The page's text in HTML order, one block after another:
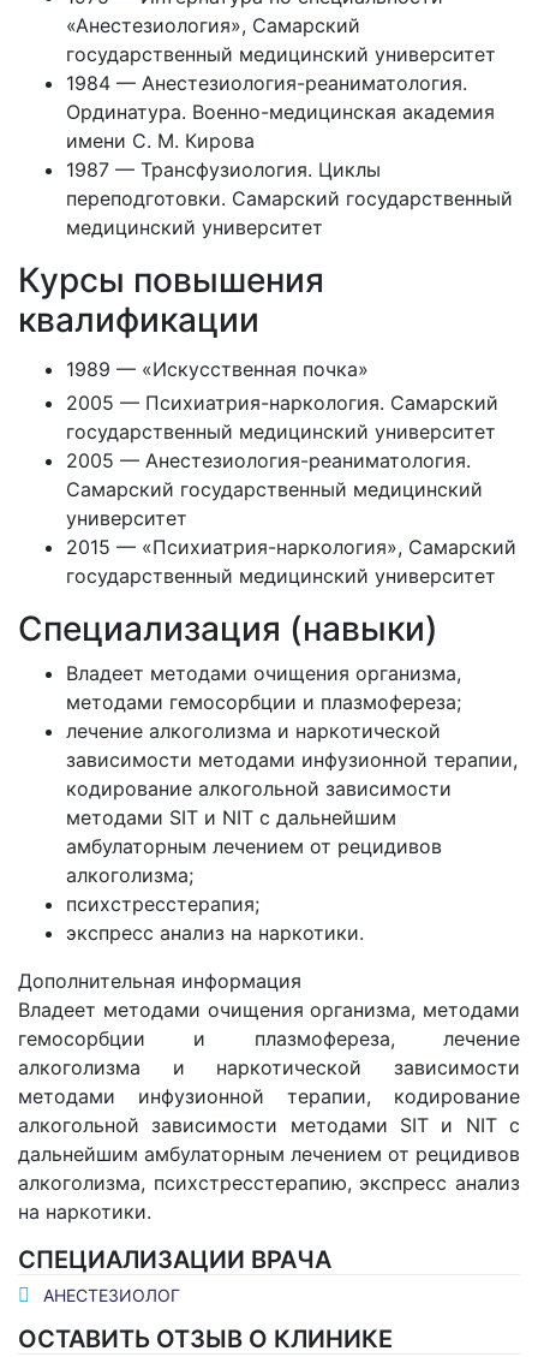
«Анестезиология», Самарский
государственный медицинский университет
1984 — Анестезиология-реаниматология.
Ординатура. Военно-медицинская академия
имени С. М. Кирова
1987 — Трансфузиология. Циклы
переподготовки. Самарский государственный
медицинский университет
Курсы повышения
квалификации
1989 — «Искусственная почка»
2005 — Психиатрия-наркология. Самарский
государственный медицинский университет
2005 — Анестезиология-реаниматология.
Самарский государственный медицинский
университет
2015 — «Психиатрия-наркология», Самарский
государственный медицинский университет
Специализация (навыки)
Владеет методами очищения организма,
методами гемосорбции и плазмофереза;
лечение алкоголизма и наркотической
зависимости методами инфузионной терапии,
кодирование алкогольной зависимости
методами SIT и NIT с дальнейшим
амбулаторным лечением от рецидивов
алкоголизма;
психстресстерапия;
экспресс анализ на наркотики.⁠
Дополнительная информация
Владеет методами очищения организма, методами
гемосорбции и плазмофереза, лечение
алкоголизма и наркотической зависимости
методами инфузионной терапии, кодирование
алкогольной зависимости методами SIT и NIT с
дальнейшим амбулаторным лечением от рецидивов
алкоголизма, психстресстерапию, экспресс анализ
на наркотики.
СПЕЦИАЛИЗАЦИИ ВРАЧА
АНЕСТЕЗИОЛОГ
ОСТАВИТЬ ОТЗЫВ О КЛИНИКЕ